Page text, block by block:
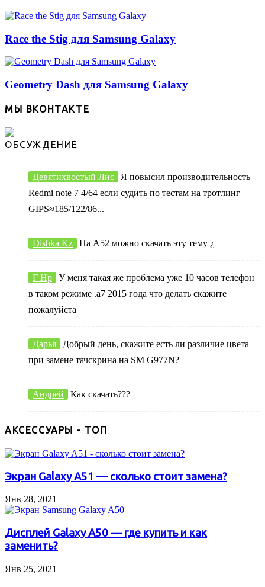
Race the Stig для Samsung Galaxy
Geometry Dash для Samsung Galaxy
МЫ ВКОНТАКТЕ
ОБСУЖДЕНИЕ
Девятихвостый Лис
Я повысил производительность
Redmi note 7 4/64 если судить по тестам на тротлинг
GIPS≈185/122/86...
Dishka Kz На А52 можно скачать эту тему ¿
Г Нр
У меня такая же проблема уже 10 часов телефон
в таком режиме .а7 2015 года что делать скажите
пожалуйста
Дарья
Добрый день, скажите есть ли различие цвета
при замене тачскрина на SM G977N?
Андрей Как скачать???
АКСЕССУАРЫ - ТОП
Экран Galaxy A51 — сколько стоит замена?
Янв 28, 2021
Дисплей Galaxy A50 — где купить и как
заменить?
Янв 25, 2021